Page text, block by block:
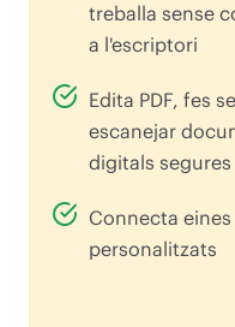
treballa sense
a l'escriptori
Edita PDF, fes
escanejar
digitals segures
Connecta
personalitzats